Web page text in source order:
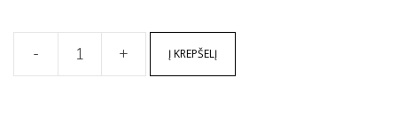
-
produkto
+ Į KREPŠELĮ